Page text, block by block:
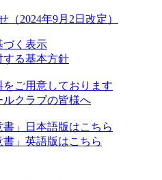
2024年9月2日改定）
づく表示
する基本方針
ご用意しております
クラブの皆様へ
書」日本語版はこちら
書」英語版はこちら